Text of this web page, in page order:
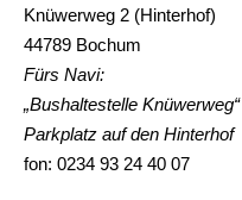
Knüwerweg 2 (Hinterhof)
44789 Bochum
Fürs Navi:
„Bushaltestelle
Parkplatz auf den Hinterhof
fon: 0234 93 24 40 07